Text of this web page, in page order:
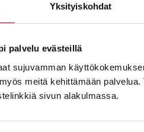
Yksityiskohdat
palvelu evästeillä
sujuvamman
meitä kehittämään
sivun alakulmassa.